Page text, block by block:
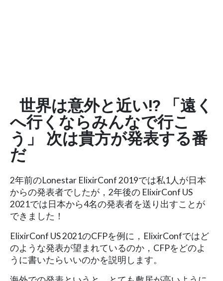
世界は意外と近い!? 「遠く
へ行くならみんなで行こ
う」 次は貴方が発表する番
だ
2年前のLonestar ElixirConf 2019では私1人が日本
からの発表者でしたが，2年後の ElixirConf US
2021では日本から4名の発表者を送り出すことが
できました！
ElixirConf US 2021のCFPを例に，ElixirConfではど
のような発表が望まれているのか，CFPをどのよ
うに書いたらいいのかを説明します。